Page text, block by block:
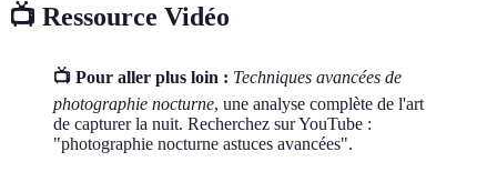
📺 Ressource Vidéo
📺 Pour aller plus loin : Techniques avancées de
photographie nocturne, une analyse complète de l'art
de capturer la nuit. Recherchez sur YouTube :
"photographie nocturne astuces avancées".